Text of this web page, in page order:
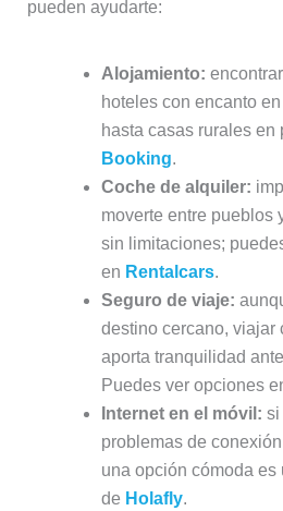
pueden ayudarte:
Alojamiento:
hoteles con encanto
hasta casas rurales en
Booking.
Coche de alquiler:
moverte entre pueblos
sin limitaciones;
en Rentalcars.
Seguro de viaje:
destino cercano, viajar
aporta tranquilidad
Puedes ver opciones
Internet en el móvil: si
problemas de
una opción cómoda es
de Holafly.